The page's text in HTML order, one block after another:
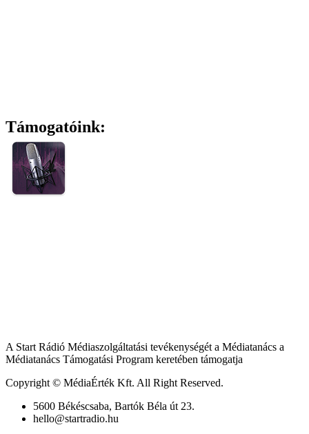
Támogatóink:
A Start Rádió Médiaszolgáltatási tevékenységét a Médiatanács a
Médiatanács Támogatási Program keretében támogatja
Copyright © MédiaÉrték Kft. All Right Reserved.
5600 Békéscsaba, Bartók Béla út 23.
hello@startradio.hu